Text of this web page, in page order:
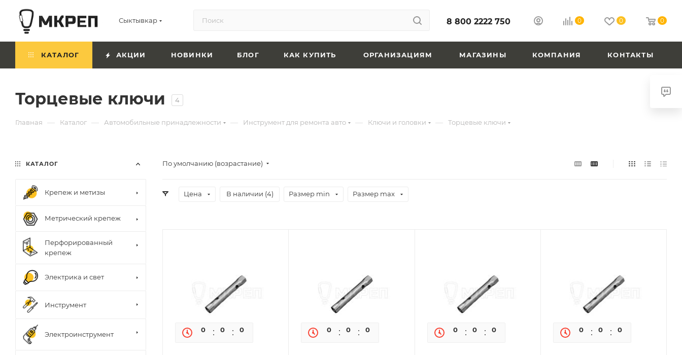
Сыктывкар 8 800 2222 750 0 0 0
КАТАЛОГ АКЦИИ НОВИНКИ БЛОГ КАК КУПИТЬ ОРГАНИЗАЦИЯМ МАГАЗИНЫ КОМПАНИЯ КОНТАКТЫ
Торцевые ключи 4
Главная — Каталог — Автомобильные принадлежности — Инструмент для ремонта авто — Ключи и головки — Торцевые ключи
По умолчанию (возрастание)
Цена В наличии (4) Размер min Размер max
0 0 0 0 0 0 0 0 0 0 0 0
КАТАЛОГ
Крепеж и метизы
Метрический крепеж
Перфорированный
крепеж
Электрика и свет
Инструмент
Электроинструмент